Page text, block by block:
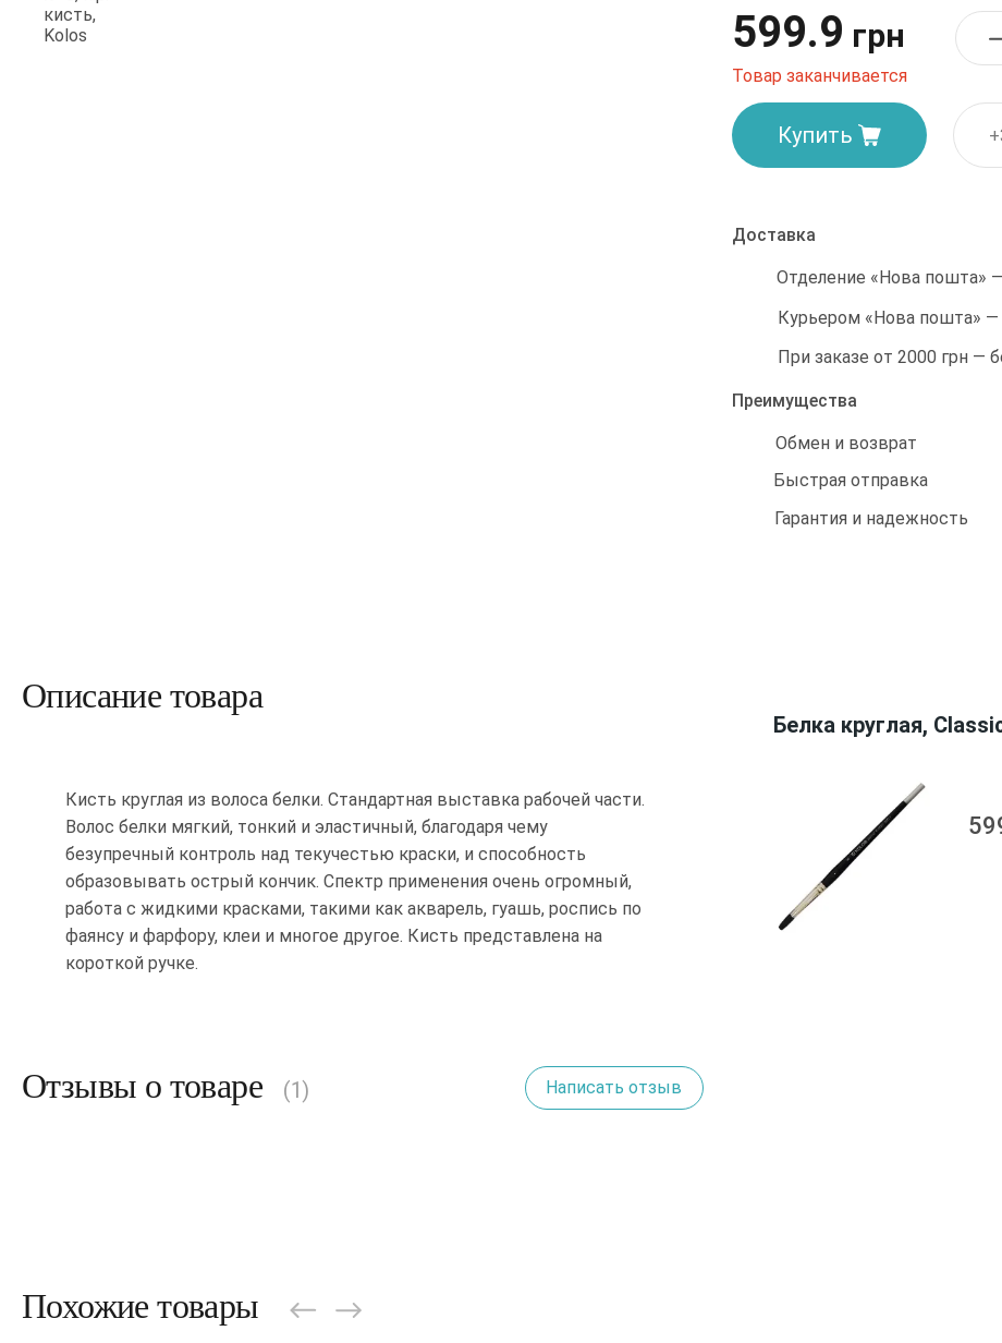
599.9 грн
Товар заканчивается
Купить
Доставка
Отделение «Нова пошта»
Курьером «Нова пошта» —
При заказе от 2000 грн —
Преимущества
Обмен и возврат
Быстрая отправка
Гарантия и надежность
Описание товара
Кисть круглая из волоса белки. Стандартная выставка рабочей части.
Волос белки мягкий, тонкий и эластичный, благодаря чему
безупречный контроль над текучестью краски, и способность
образовывать острый кончик. Спектр применения очень огромный,
работа с жидкими красками, такими как акварель, гуашь, роспись по
фаянсу и фарфору, клеи и многое другое. Кисть представлена на
короткой ручке.
Отзывы о товаре (1) Написать отзыв
Белка круглая,
Похожие товары